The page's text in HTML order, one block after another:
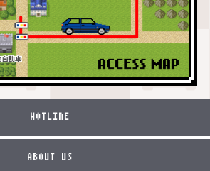
HOTLINE
ABOUT US